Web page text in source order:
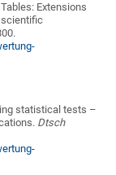
Extensions
scientific
statistical tests –
Dtsch